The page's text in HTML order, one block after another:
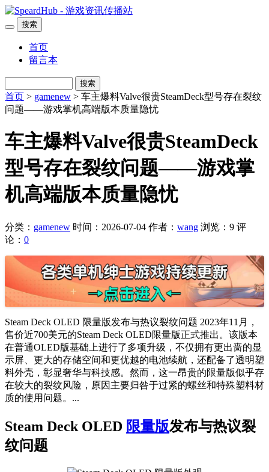
搜索
首页
留言本
搜索
首页 > gamenew > 车主爆料Valve很贵SteamDeck型号存在裂纹
问题——游戏掌机高端版本质量隐忧
车主爆料Valve很贵SteamDeck
型号存在裂纹问题——游戏掌
机高端版本质量隐忧
分类： gamenew 时间：2026-07-04 作者： wang 浏览：9 评
论： 0
Steam Deck OLED 限量版发布与热议裂纹问题 2023年11月，
售价近700美元的Steam Deck OLED限量版正式推出。该版本
在普通OLED版基础上进行了多项升级，不仅拥有更出啬的显
示屏、更大的存储空间和更优越的电池续航，还配备了透明塑
料外壳，彰显奢华与科技感。然而，这一昂贵的限量版似乎存
在较大的裂纹风险，原因主要归咎于过紧的螺丝和特殊塑料材
质的使用问题。...
Steam Deck OLED 限量版发布与热议裂
纹问题